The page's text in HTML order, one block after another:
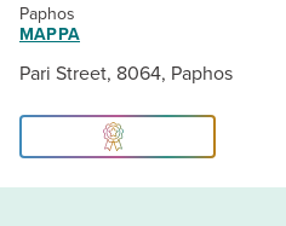
Paphos
MAPPA
Pari Street, 8064, Paphos